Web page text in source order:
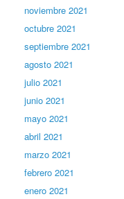
noviembre 2021
octubre 2021
septiembre 2021
agosto 2021
julio 2021
junio 2021
mayo 2021
abril 2021
marzo 2021
febrero 2021
enero 2021